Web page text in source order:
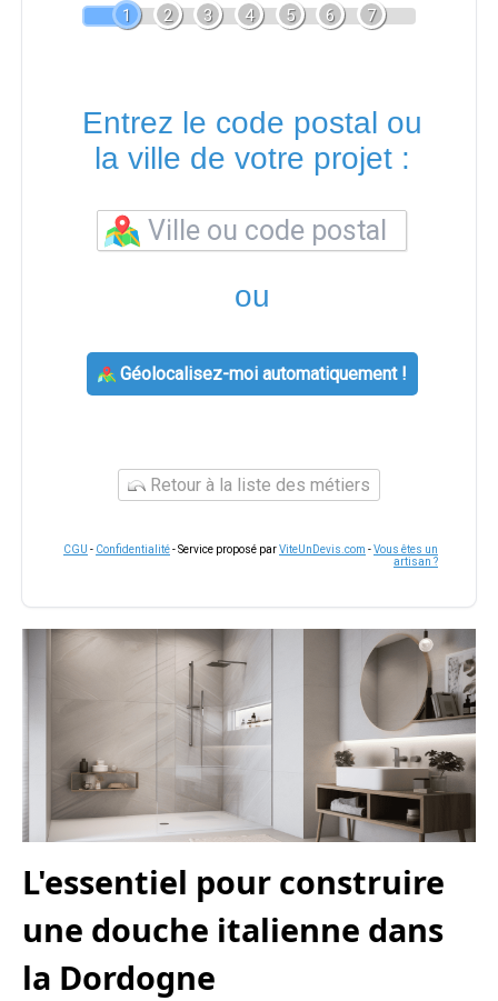
1 2 3 4 5 6 7
Entrez le code postal ou
la ville de votre projet :
ou
Géolocalisez-moi automatiquement !
Retour à la liste des métiers
CGU - Confidentialité- Service proposé parViteUnDevis.com -Vous êtes un
artisan ?
L'essentiel pour construire
une douche italienne dans
la Dordogne